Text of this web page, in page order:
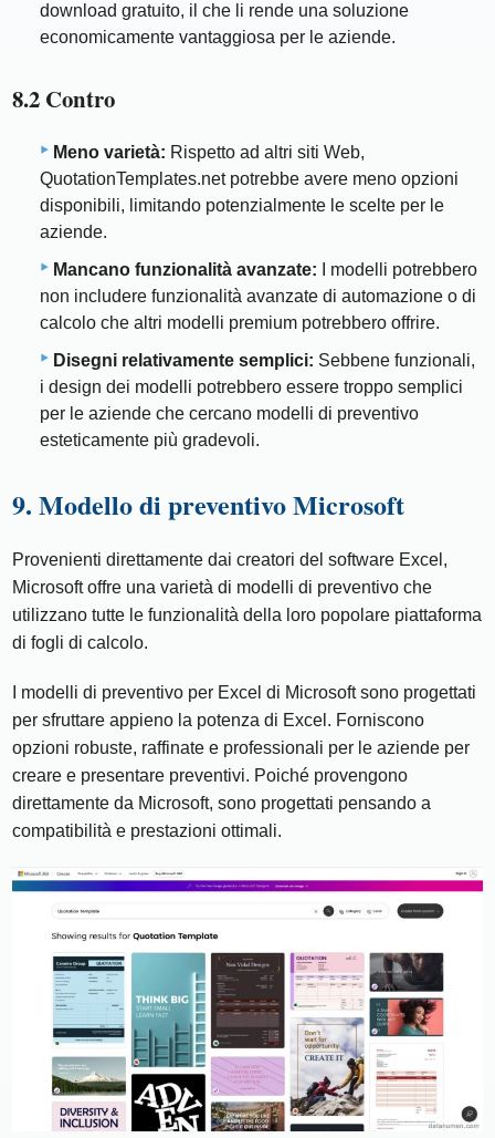
download gratuito, il che li rende una soluzione
economicamente vantaggiosa per le aziende.
8.2 Contro
Meno varietà: Rispetto ad altri siti Web,
QuotationTemplates.net potrebbe avere meno opzioni
disponibili, limitando potenzialmente le scelte per le
aziende.
Mancano funzionalità avanzate: I modelli potrebbero
non includere funzionalità avanzate di automazione o di
calcolo che altri modelli premium potrebbero offrire.
Disegni relativamente semplici: Sebbene funzionali,
i design dei modelli potrebbero essere troppo semplici
per le aziende che cercano modelli di preventivo
esteticamente più gradevoli.
9. Modello di preventivo Microsoft
Provenienti direttamente dai creatori del software Excel,
Microsoft offre una varietà di modelli di preventivo che
utilizzano tutte le funzionalità della loro popolare piattaforma
di fogli di calcolo.
I modelli di preventivo per Excel di Microsoft sono progettati
per sfruttare appieno la potenza di Excel. Forniscono
opzioni robuste, raffinate e professionali per le aziende per
creare e presentare preventivi. Poiché provengono
direttamente da Microsoft, sono progettati pensando a
compatibilità e prestazioni ottimali.